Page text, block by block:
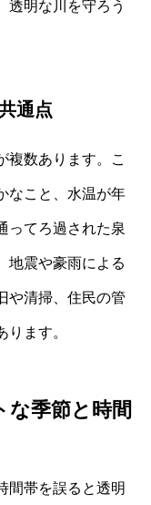
透明な川を守ろう
通点
複数あります。こ
なこと、水温が年
ってろ過された泉
地震や豪雨による
や清掃、住民の管
ます。
な季節と時間
間帯を誤ると透明